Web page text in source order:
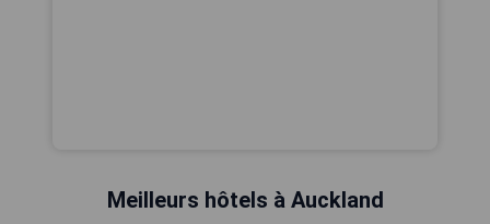
Meilleurs hôtels à Auckland